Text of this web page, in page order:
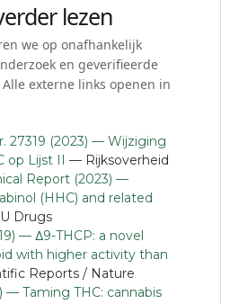
lezen
we op onafhankelijk
en geverifieerde
externe links openen in
27319 (2023) — Wijziging
op Lijst II — Rijksoverheid
Report (2023) —
(HHC) and related
Drugs
— Δ9-THCP: a novel
with higher activity than
Reports / Nature
— Taming THC: cannabis